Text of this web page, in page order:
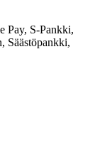
Pay, S-Pankki,
Säästöpankki,